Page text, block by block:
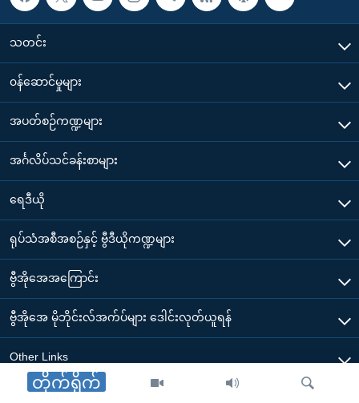
တိုက်ရိုက်
သတင်း
၀န်ဆောင်မှုများ
အပတ်စဉ်ကဏ္ဍများ
အင်္ဂလိပ်သင်ခန်းစာများ
ရေဒီယို
ရုပ်သံအစီအစဉ်နှင့် ဗွီဒီယိုကဏ္ဍများ
ဗွီအိုအေအကြောင်း
ဗွီအိုအေ မိုဘိုင်းလ်အက်ပ်များ ဒေါင်းလုတ်ယူရန်
Other Links